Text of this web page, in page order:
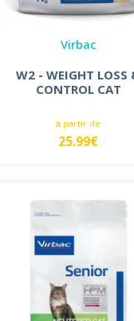
Virbac
W2 - WEIGHT LOSS
CONTROL CAT
à partir de
25.99€